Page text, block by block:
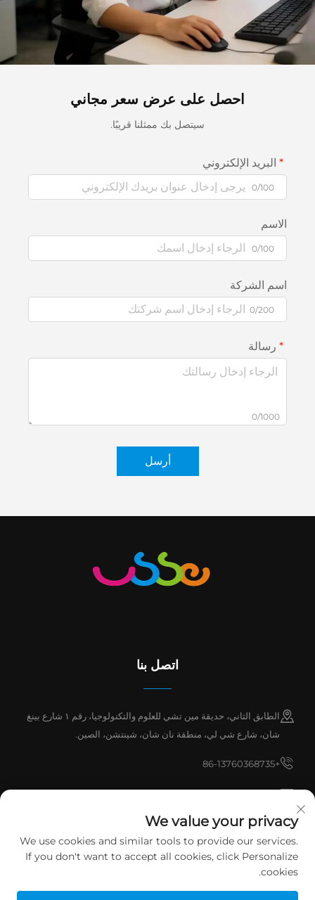
احصل على عرض سعر مجاني
سيتصل بك ممثلنا قريبًا.
البريد الإلكتروني
0/100
الاسم
0/100
اسم الشركة
0/200
رسالة
0/1000
أرسل
اتصل بنا
الطابق الثاني، حديقة مين تشي للعلوم والتكنولوجيا، رقم ١ شارع بينغ
شان، شارع شي لي، منطقة نان شان، شينتشن، الصين.
+86-13760368735
[email protected]
حقوق الطبع والنشر © ٢٠٢٦ شينتشن هان تشوان للصناعات المحدودة. جميع الحقوق
محفوظة.سياسة الخصوصية
We value your privacy
We use cookies and similar tools to provide our services.
If you don't want to accept all cookies, click Personalize
cookies.